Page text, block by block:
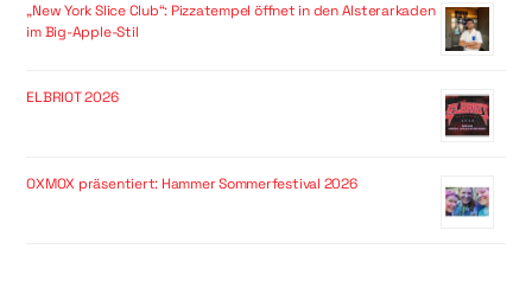
„New York Slice Club“: Pizzatempel öffnet in den Alsterarkaden
im Big-Apple-Stil
ELBRIOT 2026
OXMOX präsentiert: Hammer Sommerfestival 2026